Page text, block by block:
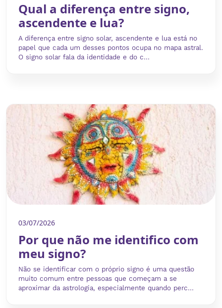
Qual a diferença entre signo,
ascendente e lua?
A diferença entre signo solar, ascendente e lua está no
papel que cada um desses pontos ocupa no mapa astral.
O signo solar fala da identidade e do c...
03/07/2026
Por que não me identifico com
meu signo?
Não se identificar com o próprio signo é uma questão
muito comum entre pessoas que começam a se
aproximar da astrologia, especialmente quando perc...